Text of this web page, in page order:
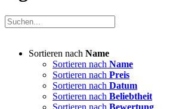
Sortieren nach Name
Sortieren nach Name
Sortieren nach Preis
Sortieren nach Datum
Sortieren nach Beliebtheit
Sortieren nach Bewertung